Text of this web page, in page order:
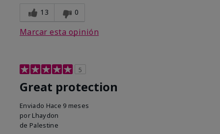
13 0
Marcar esta opinión
5
Great protection
Enviado Hace 9 meses
por Lhaydon
de Palestine